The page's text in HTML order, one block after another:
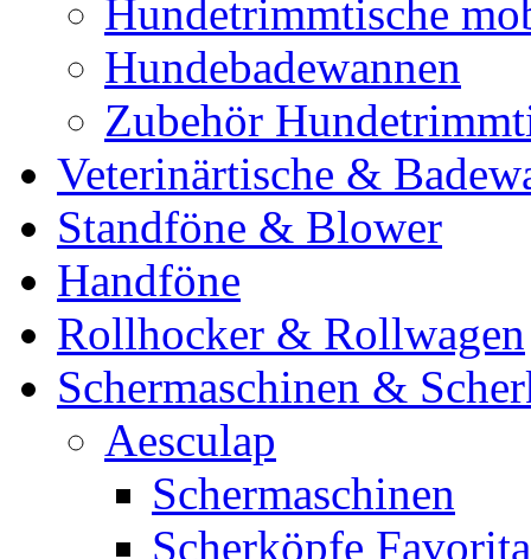
Hundetrimmtische
Hundebadewannen
Zubehör
Veterinärtische &
Standföne & Blower
Handföne
Rollhocker & Rollwagen
Schermaschinen &
Aesculap
Schermaschinen
Scherköpfe